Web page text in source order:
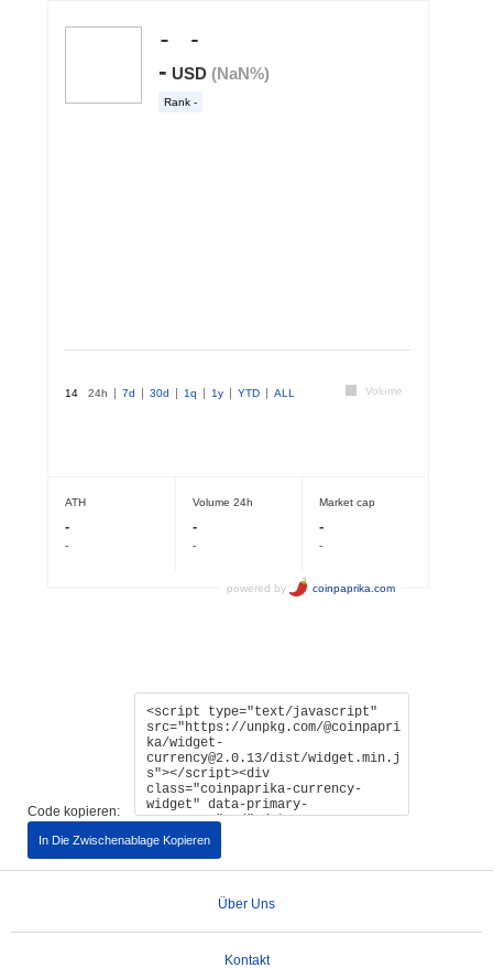
Code kopieren:
In Die Zwischenablage Kopieren
Über Uns
Kontakt